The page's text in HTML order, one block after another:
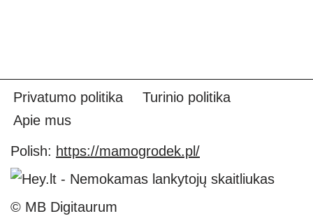
Privatumo politika
Turinio politika
Apie mus
Polish: https://mamogrodek.pl/
© MB Digitaurum